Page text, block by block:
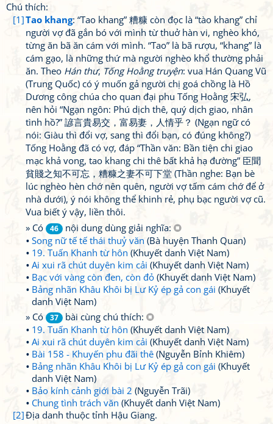
Chú thích:
[1]Tao khang: “Tao khang” 糟糠 còn đọc là “tào khang” chỉ
người vợ đã gắn bó với mình từ thuở hàn vi, nghèo khó,
từng ăn bã ăn cám với mình. “Tao” là bã rượu, “khang” là
cám gạo, là những thứ mà người nghèo khổ thường phải
ăn. Theo Hán thư, Tống Hoằng truyện: vua Hán Quang Vũ
(Trung Quốc) có ý muốn gả người chị goá chồng là Hồ
Dương công chúa cho quan đại phu Tống Hoằng 宋弘,
nên hỏi “Ngạn ngôn: Phú dịch thê, quý dịch giao, nhân
tình hồ?” 諺言貴易交，富易妻，人情乎？ (Ngạn ngữ có
nói: Giàu thì đổi vợ, sang thì đổi bạn, có đúng không?)
Tống Hoằng đã có vợ, đáp “Thần văn: Bần tiện chi giao
mạc khả vong, tao khang chi thê bất khả hạ đường” 臣聞
貧賤之知不可忘，糟糠之妻不可下堂 (Thần nghe: Bạn bè
lúc nghèo hèn chớ nên quên, người vợ tấm cám chớ để ở
nhà dưới), ý nói không thể khinh rẻ, phụ bạc người vợ cũ.
Vua biết ý vậy, liền thôi.
» Có
46
nội dung dùng giải nghĩa:
Song nữ tế tế thái thuỷ văn (Bà huyện Thanh Quan)
19. Tuấn Khanh từ hôn (Khuyết danh Việt Nam)
Ai xui rã chút duyên kim cải (Khuyết danh Việt Nam)
Bạc với vàng còn đen, còn đỏ (Khuyết danh Việt Nam)
Bảng nhãn Khâu Khôi bị Lư Kỷ ép gả con gái (Khuyết
danh Việt Nam)
» Có
37
bài cùng chú thích:
19. Tuấn Khanh từ hôn (Khuyết danh Việt Nam)
Ai xui rã chút duyên kim cải (Khuyết danh Việt Nam)
Bài 158 - Khuyến phu đãi thê (Nguyễn Bỉnh Khiêm)
Bảng nhãn Khâu Khôi bị Lư Kỷ ép gả con gái (Khuyết
danh Việt Nam)
Bảo kính cảnh giới bài 2 (Nguyễn Trãi)
Chung tình trách văn (Khuyết danh Việt Nam)
[2]Địa danh thuộc tỉnh Hậu Giang.